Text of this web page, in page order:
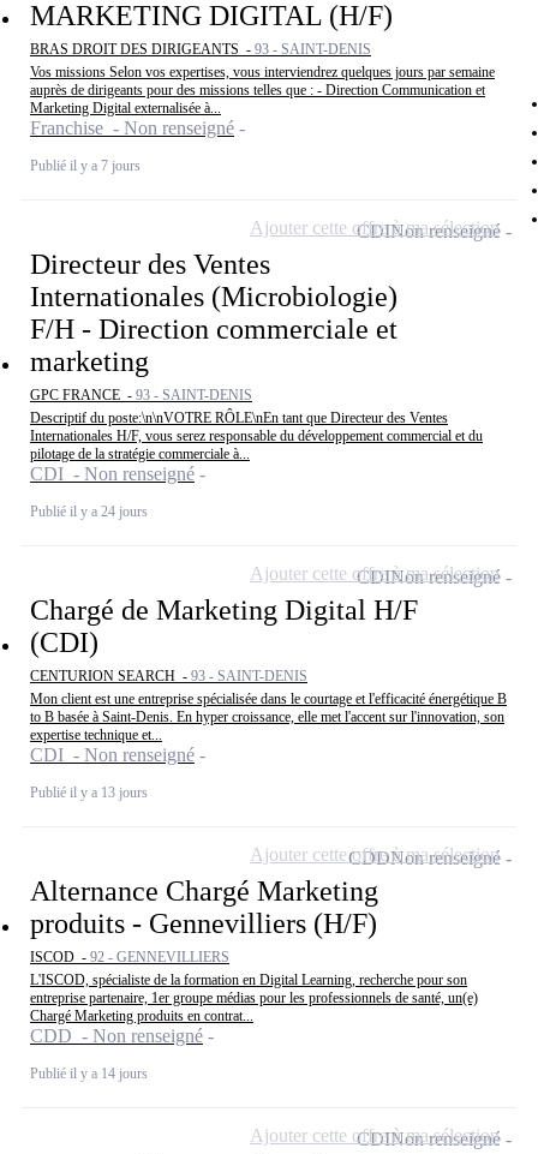
MARKETING DIGITAL (H/F)
BRAS DROIT DES DIRIGEANTS - 93 - SAINT-DENIS
Vos missions Selon vos expertises, vous interviendrez quelques jours par semaine
auprès de dirigeants pour des missions telles que : - Direction Communication et
Marketing Digital externalisée à...
Franchise - Non renseigné
Publié il y a 7 jours
Directeur des Ventes
Internationales (Microbiologie)
F/H - Direction commerciale et
marketing
GPC FRANCE - 93 - SAINT-DENIS
Descriptif du poste:\n\nVOTRE RÔLE\nEn tant que Directeur des Ventes
Internationales H/F, vous serez responsable du développement commercial et du
pilotage de la stratégie commerciale à...
CDI - Non renseigné
Publié il y a 24 jours
CDINon renseigné
Ajouter cette offre à ma sélection
Chargé de Marketing Digital H/F
(CDI)
CENTURION SEARCH - 93 - SAINT-DENIS
Mon client est une entreprise spécialisée dans le courtage et l'efficacité énergétique B
to B basée à Saint-Denis. En hyper croissance, elle met l'accent sur l'innovation, son
expertise technique et...
CDI - Non renseigné
Publié il y a 13 jours
CDINon renseigné
Ajouter cette offre à ma sélection
Alternance Chargé Marketing
produits - Gennevilliers (H/F)
ISCOD - 92 - GENNEVILLIERS
L'ISCOD, spécialiste de la formation en Digital Learning, recherche pour son
entreprise partenaire, 1er groupe médias pour les professionnels de santé, un(e)
Chargé Marketing produits en contrat...
CDD - Non renseigné
Publié il y a 14 jours
CDDNon renseigné
Ajouter cette offre à ma sélection
CDINon renseigné
Ajouter cette offre à ma sélection